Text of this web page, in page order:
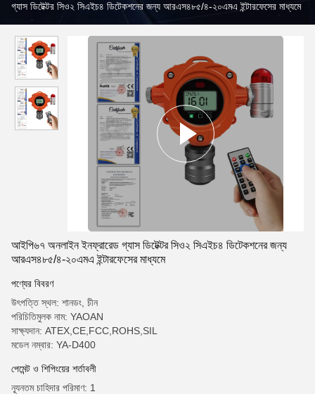
গ্যাস ডিটেক্টর সিও২ সিএইচ৪ ডিটেকশনের জন্য আরএস৪৮৫/৪-২০এমএ ইন্টারফেসের মাধ্যমে
আইপি৬৭ অনলাইন ইনফ্রারেড গ্যাস ডিটেক্টর সিও২ সিএইচ৪ ডিটেকশনের জন্য
আরএস৪৮৫/৪-২০এমএ ইন্টারফেসের মাধ্যমে
পণ্যের বিবরণ
উৎপত্তি স্থল: শানডং, চীন
পরিচিতিমুলক নাম: YAOAN
সাক্ষ্যদান: ATEX,CE,FCC,ROHS,SIL
মডেল নম্বার: YA-D400
পেমেন্ট ও শিপিংয়ের শর্তাবলী
ন্যূনতম চাহিদার পরিমাণ: 1